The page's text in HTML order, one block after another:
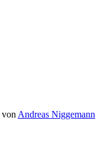
von Andreas Niggemann